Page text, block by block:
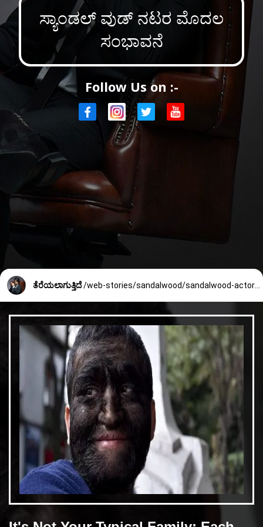
ಸ್ಯಾಂಡಲ್ ವುಡ್ ನಟರ ಮೊದಲ
ಸಂಭಾವನೆ
Follow Us on :-
ತೆರೆಯಲಾಗುತ್ತಿದೆ